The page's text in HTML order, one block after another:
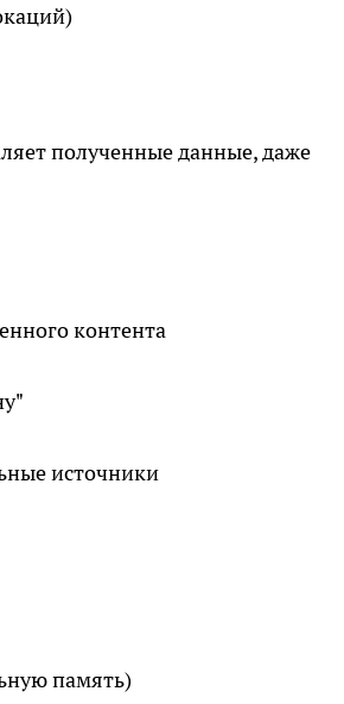
полученные данные, даже
контента
источники
память)